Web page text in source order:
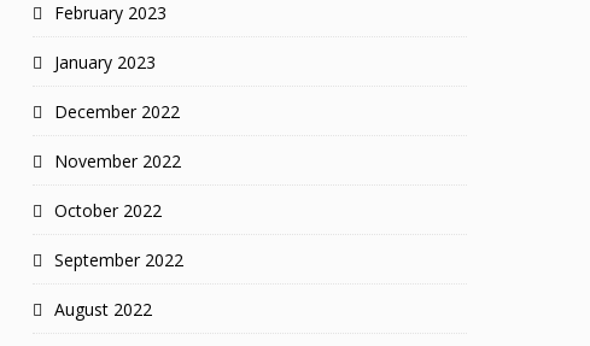
February 2023
January 2023
December 2022
November 2022
October 2022
September 2022
August 2022